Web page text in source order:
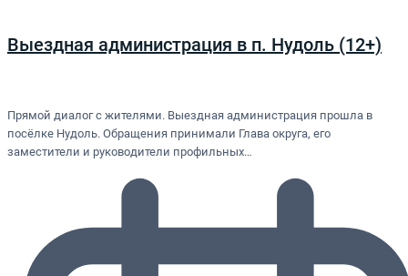
Выездная администрация в п. Нудоль (12+)
Прямой диалог с жителями. Выездная администрация прошла в
посёлке Нудоль. Обращения принимали Глава округа, его
заместители и руководители профильных…